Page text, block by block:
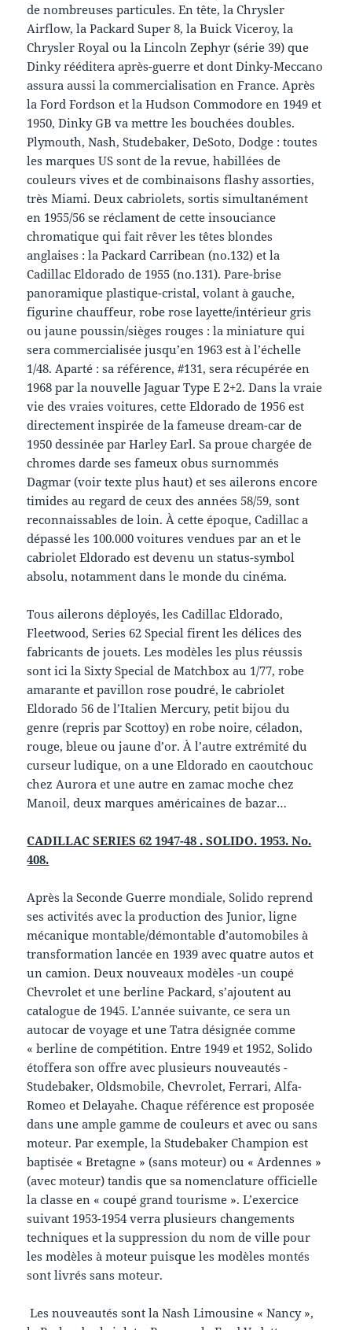
de nombreuses particules. En tête, la Chrysler
Airflow, la Packard Super 8, la Buick Viceroy, la
Chrysler Royal ou la Lincoln Zephyr (série 39) que
Dinky rééditera après-guerre et dont Dinky-Meccano
assura aussi la commercialisation en France. Après
la Ford Fordson et la Hudson Commodore en 1949 et
1950, Dinky GB va mettre les bouchées doubles.
Plymouth, Nash, Studebaker, DeSoto, Dodge : toutes
les marques US sont de la revue, habillées de
couleurs vives et de combinaisons flashy assorties,
très Miami. Deux cabriolets, sortis simultanément
en 1955/56 se réclament de cette insouciance
chromatique qui fait rêver les têtes blondes
anglaises : la Packard Carribean (no.132) et la
Cadillac Eldorado de 1955 (no.131). Pare-brise
panoramique plastique-cristal, volant à gauche,
figurine chauffeur, robe rose layette/intérieur gris
ou jaune poussin/sièges rouges : la miniature qui
sera commercialisée jusqu’en 1963 est à l’échelle
1/48. Aparté : sa référence, #131, sera récupérée en
1968 par la nouvelle Jaguar Type E 2+2. Dans la vraie
vie des vraies voitures, cette Eldorado de 1956 est
directement inspirée de la fameuse dream-car de
1950 dessinée par Harley Earl. Sa proue chargée de
chromes darde ses fameux obus surnommés
Dagmar (voir texte plus haut) et ses ailerons encore
timides au regard de ceux des années 58/59, sont
reconnaissables de loin. À cette époque, Cadillac a
dépassé les 100.000 voitures vendues par an et le
cabriolet Eldorado est devenu un status-symbol
absolu, notamment dans le monde du cinéma.
Tous ailerons déployés, les Cadillac Eldorado,
Fleetwood, Series 62 Special firent les délices des
fabricants de jouets. Les modèles les plus réussis
sont ici la Sixty Special de Matchbox au 1/77, robe
amarante et pavillon rose poudré, le cabriolet
Eldorado 56 de l’Italien Mercury, petit bijou du
genre (repris par Scottoy) en robe noire, céladon,
rouge, bleue ou jaune d’or. À l’autre extrémité du
curseur ludique, on a une Eldorado en caoutchouc
chez Aurora et une autre en zamac moche chez
Manoil, deux marques américaines de bazar…
CADILLAC SERIES 62 1947-48 . SOLIDO. 1953. No.
408.
Après la Seconde Guerre mondiale, Solido reprend
ses activités avec la production des Junior, ligne
mécanique montable/démontable d’automobiles à
transformation lancée en 1939 avec quatre autos et
un camion. Deux nouveaux modèles -un coupé
Chevrolet et une berline Packard, s’ajoutent au
catalogue de 1945. L’année suivante, ce sera un
autocar de voyage et une Tatra désignée comme
« berline de compétition. Entre 1949 et 1952, Solido
étoffera son offre avec plusieurs nouveautés -
Studebaker, Oldsmobile, Chevrolet, Ferrari, Alfa-
Romeo et Delayahe. Chaque référence est proposée
dans une ample gamme de couleurs et avec ou sans
moteur. Par exemple, la Studebaker Champion est
baptisée « Bretagne » (sans moteur) ou « Ardennes »
(avec moteur) tandis que sa nomenclature officielle
la classe en « coupé grand tourisme ». L’exercice
suivant 1953-1954 verra plusieurs changements
techniques et la suppression du nom de ville pour
les modèles à moteur puisque les modèles montés
sont livrés sans moteur.
Les nouveautés sont la Nash Limousine « Nancy »,